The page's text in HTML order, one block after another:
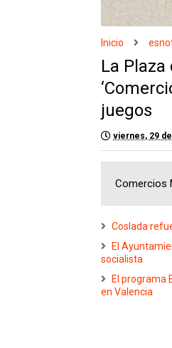
Inicio
La
juegos
viernes, 29
Comercios
Coslada
El
socialista
El programa
en Valencia